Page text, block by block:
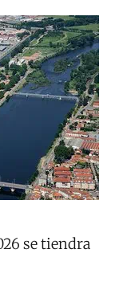
se tiendra